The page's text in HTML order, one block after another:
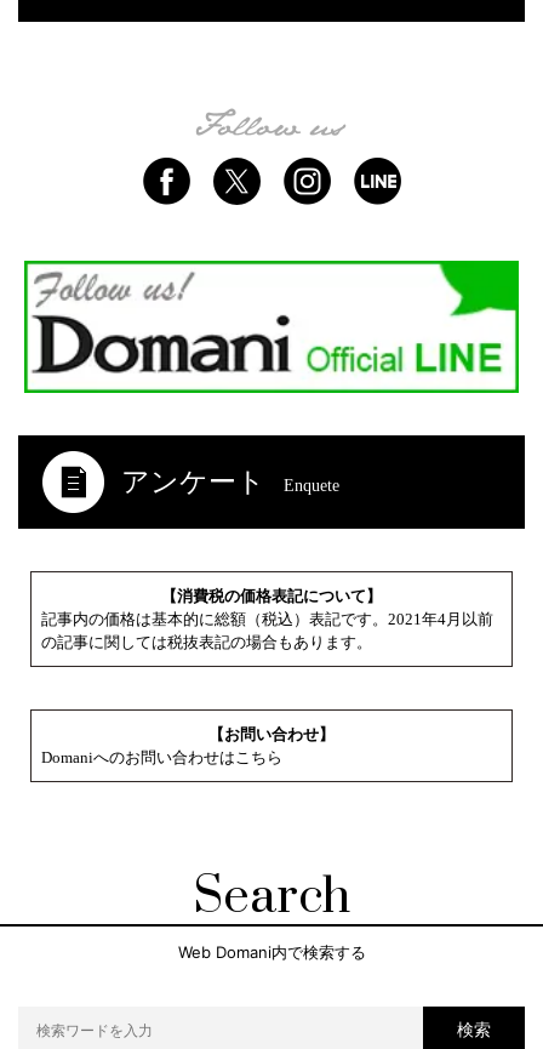
アンケート Enquete
【消費税の価格表記について】
記事内の価格は基本的に総額（税込）表記です。2021年4月以前
の記事に関しては税抜表記の場合もあります。
【お問い合わせ】
Domaniへのお問い合わせはこちら
Search
Web Domani内で検索する
検索